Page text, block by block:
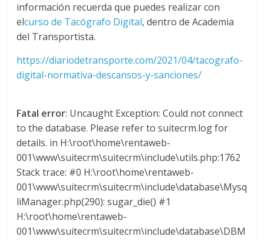
o
m
b
a
información recuerda que puedes realizar con
elcurso de Tacógrafo Digital, dentro de Academia
del Transportista.
https://diariodetransporte.com/2021/04/tacografo-
digital-normativa-descansos-y-sanciones/
Fatal error: Uncaught Exception: Could not connect
to the database. Please refer to suitecrm.log for
details. in H:\root\home\rentaweb-
001\www\suitecrm\suitecrm\include\utils.php:1762
Stack trace: #0 H:\root\home\rentaweb-
001\www\suitecrm\suitecrm\include\database\Mysq
liManager.php(290): sugar_die() #1
H:\root\home\rentaweb-
001\www\suitecrm\suitecrm\include\database\DBM